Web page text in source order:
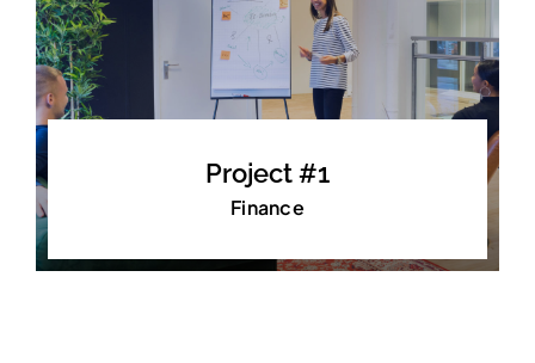
Project #1
Finance